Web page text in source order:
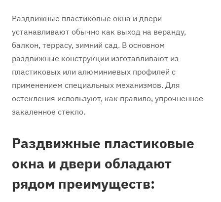
Раздвижные пластиковые окна и двери
устанавливают обычно как выход на веранду,
балкон, террасу, зимний сад. В основном
раздвижные конструкции изготавливают из
пластиковых или алюминиевых профилей с
применением специальных механизмов. Для
остекления используют, как правило, упрочненное
закаленное стекло.
Раздвижные пластиковые
окна и двери обладают
рядом преимуществ: